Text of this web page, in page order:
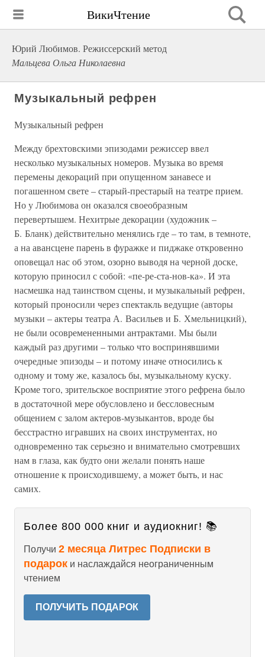
ВикиЧтение
Юрий Любимов. Режиссерский метод
Мальцева Ольга Николаевна
Музыкальный рефрен
Музыкальный рефрен
Между брехтовскими эпизодами режиссер ввел
несколько музыкальных номеров. Музыка во время
перемены декораций при опущенном занавесе и
погашенном свете – старый-престарый на театре прием.
Но у Любимова он оказался своеобразным
перевертышем. Нехитрые декорации (художник –
Б. Бланк) действительно менялись где – то там, в темноте,
а на авансцене парень в фуражке и пиджаке откровенно
оповещал нас об этом, озорно выводя на черной доске,
которую приносил с собой: «пе-ре-ста-нов-ка». И эта
насмешка над таинством сцены, и музыкальный рефрен,
который проносили через спектакль ведущие (авторы
музыки – актеры театра А. Васильев и Б. Хмельницкий),
не были осовремененными антрактами. Мы были
каждый раз другими – только что воспринявшими
очередные эпизоды – и потому иначе относились к
одному и тому же, казалось бы, музыкальному куску.
Кроме того, зрительское восприятие этого рефрена было
в достаточной мере обусловлено и бессловесным
общением с залом актеров-музыкантов, вроде бы
бесстрастно игравших на своих инструментах, но
одновременно так серьезно и внимательно смотревших
нам в глаза, как будто они желали понять наше
отношение к происходившему, а может быть, и нас
самих.
Более 800 000 книг и аудиокниг! 📚
Получи 2 месяца Литрес Подписки в
подарок и наслаждайся неограниченным
чтением
ПОЛУЧИТЬ ПОДАРОК